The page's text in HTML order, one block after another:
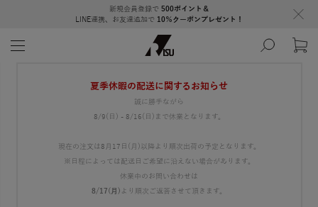
新規会員登録で 500ポイント＆
LINE連携、お友達追加で 10％クーポンプレゼント！
夏季休暇の配送に関するお知らせ
誠に勝手ながら
8/9(日) - 8/16(日)まで休業となります。
現在の注文は8月17日(月)以降より順次出荷の予定となります。
※日程によっては配送日ご希望に沿えない場合があります。
休業中のお問い合わせは
8/17(月) より順次ご返答させて頂きます。